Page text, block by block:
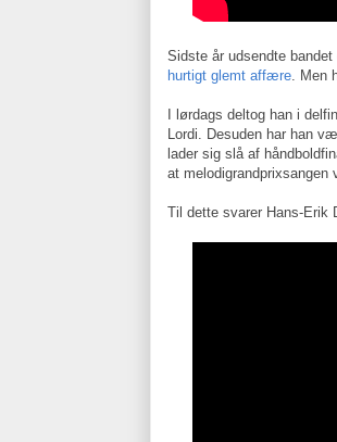
Sidste år udsendte
hurtigt glemt affære .
I lørdags deltog han i
Lordi. Desuden har han
lader sig slå af
at melodigrandprixsangen
Til dette svarer Hans-Erik